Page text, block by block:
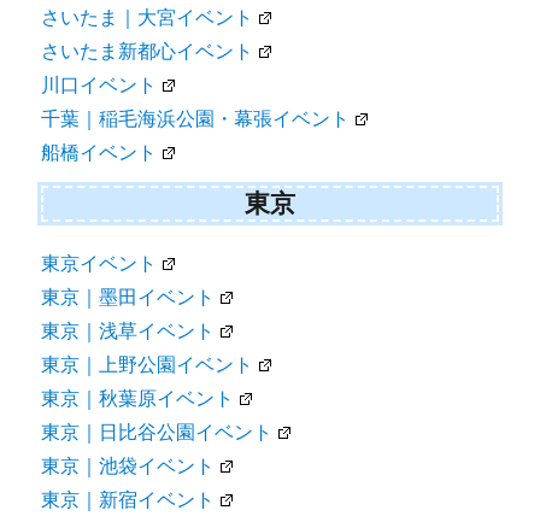
さいたま｜大宮イベント
さいたま新都心イベント
川口イベント
千葉｜稲毛海浜公園・幕張イベント
船橋イベント
東京
東京イベント
東京｜墨田イベント
東京｜浅草イベント
東京｜上野公園イベント
東京｜秋葉原イベント
東京｜日比谷公園イベント
東京｜池袋イベント
東京｜新宿イベント